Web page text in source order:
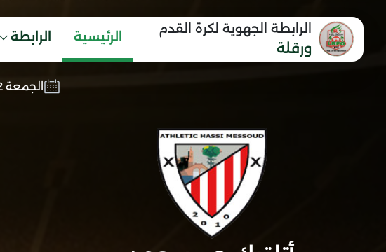
الرابطة الجهوية لكرة القدم
ورقلة
الرئيسية الرابطة
الجمعة 2 جانفي 2026